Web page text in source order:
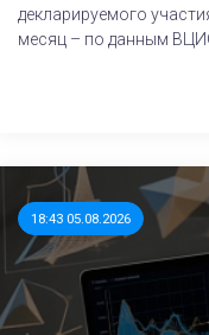
декларируемого
месяц – по данным
18:43 05.08.2026